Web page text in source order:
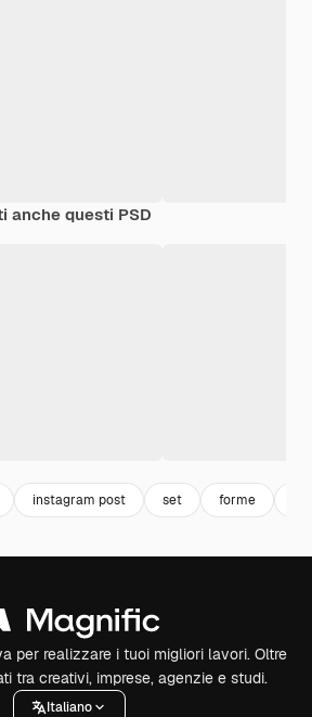
anche questi PSD
instagram post set forme
per realizzare i tuoi migliori lavori. Oltre
tra creativi, imprese, agenzie e studi.
Italiano